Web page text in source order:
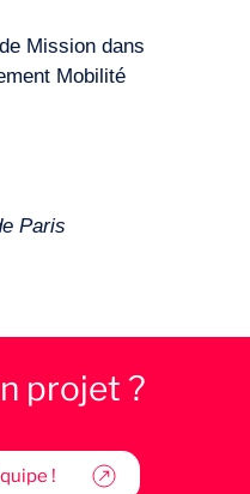
Mission dans
Mobilité
Paris
projet ?
!